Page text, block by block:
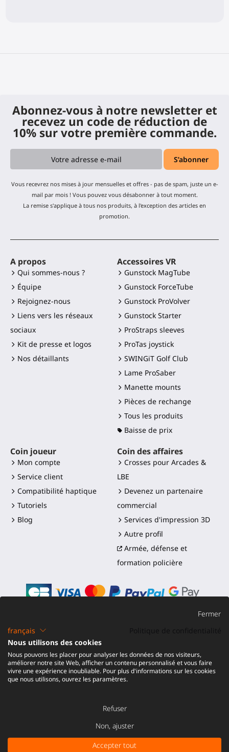
Abonnez-vous à notre newsletter et
recevez un code de réduction de
10% sur votre première commande.
Vous recevrez nos mises à jour mensuelles et offres - pas de spam, juste un e-
mail par mois ! Vous pouvez vous désabonner à tout moment.
La remise s'applique à tous nos produits, à l'exception des articles en
promotion.
A propos
Qui sommes-nous ?
Équipe
Rejoignez-nous
Liens vers les réseaux
sociaux
Kit de presse et logos
Nos détaillants
Accessoires VR
Gunstock MagTube
Gunstock ForceTube
Gunstock ProVolver
Gunstock Starter
ProStraps sleeves
ProTas joystick
SWINGiT Golf Club
Lame ProSaber
Manette mounts
Pièces de rechange
Tous les produits
Baisse de prix
Coin joueur
Mon compte
Service client
Compatibilité haptique
Tutoriels
Blog
Coin des affaires
Crosses pour Arcades &
LBE
Devenez un partenaire
commercial
Services d'impression 3D
Autre profil
Armée, défense et
formation policière
©2016-2026 - ProTubeVR™
Expédition et droits
Remboursement
Fermer
français
Nous utilisons des cookies
Nous pouvons les placer pour analyser les données de nos visiteurs,
améliorer notre site Web, afficher un contenu personnalisé et vous faire
vivre une expérience inoubliable. Pour plus d'informations sur les cookies
que nous utilisons, ouvrez les paramètres.
Refuser
Non, ajuster
Accepter tout